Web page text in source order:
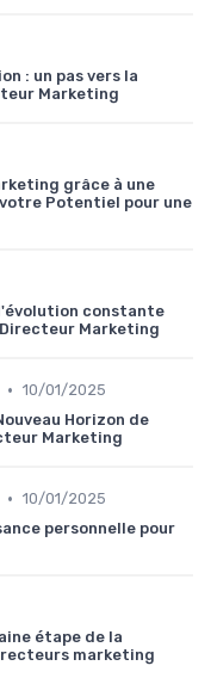
: un pas vers la
Marketing
grâce à une
Potentiel pour une
constante
Marketing
• 10/01/2025
Horizon de
Marketing
• 10/01/2025
personnelle pour
étape de la
marketing